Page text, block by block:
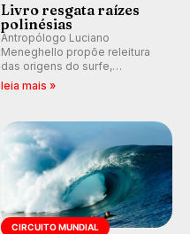
Livro resgata raízes
polinésias
Antropólogo Luciano
Meneghello propõe releitura
das origens do surfe,
resgatando a cultura polinésia
prática em esporte e indústria.
leia mais »
CIRCUITO MUNDIAL